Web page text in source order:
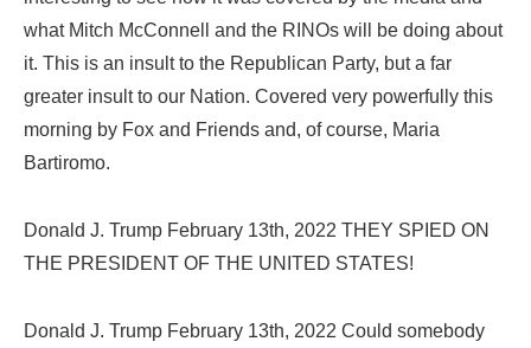
what Mitch McConnell and the RINOs will be doing about
it. This is an insult to the Republican Party, but a far
greater insult to our Nation. Covered very powerfully this
morning by Fox and Friends and, of course, Maria
Bartiromo.
Donald J. Trump February 13th, 2022 THEY SPIED ON
THE PRESIDENT OF THE UNITED STATES!
Donald J. Trump February 13th, 2022 Could somebody